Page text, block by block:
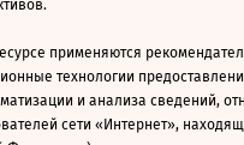
применяются
технологии
и анализа сведений,
сети «Интернет»,